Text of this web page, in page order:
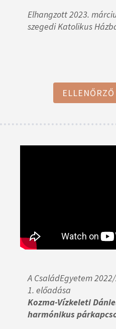
Elhangzott 2023.
szegedi Katolikus
A CsaládEgyetem
1. előadása
Kozma-Vízkeleti
harmónikus